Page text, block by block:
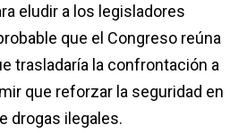
eludir a los legisladores
que el Congreso reúna
trasladaría la confrontación a
que reforzar la seguridad en
drogas ilegales.